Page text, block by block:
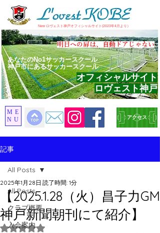
​New ロヴェスト神戸オフィシャルサイト(2023年4月より）
​明日への扉は、自動ドアじゃない
あなたのNo1サッカースクール
神戸市にあるサッカースクール
アクセス
オフィシャルサイト
ロヴェスト神戸
ME
NU
記事
All Posts
クラブ概要
入会案内
All Posts
【2025.1.28（火）昌子力GM
神戸新聞朝刊にて紹介】
2025年1月28日 読了時間: 1分
5つ星のうちNaNと評価されています。